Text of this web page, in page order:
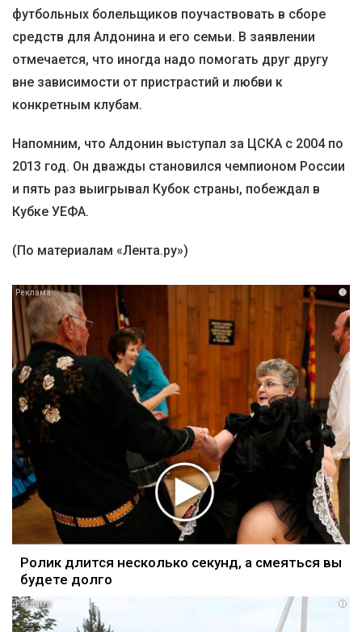
футбольных болельщиков поучаствовать в сборе
средств для Алдонина и его семьи. В заявлении
отмечается, что иногда надо помогать друг другу
вне зависимости от пристрастий и любви к
конкретным клубам.
Напомним, что Алдонин выступал за ЦСКА с 2004 по
2013 год. Он дважды становился чемпионом России
и пять раз выигрывал Кубок страны, побеждал в
Кубке УЕФА.
(По материалам «Лента.ру»)
i
Ролик длится несколько секунд, а смеяться вы
будете долго
i